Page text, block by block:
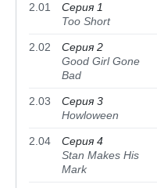
2.01
Серия 1
Too Short
2.02
Серия 2
Good Girl Gone
Bad
2.03
Серия 3
Howloween
2.04
Серия 4
Stan Makes His
Mark